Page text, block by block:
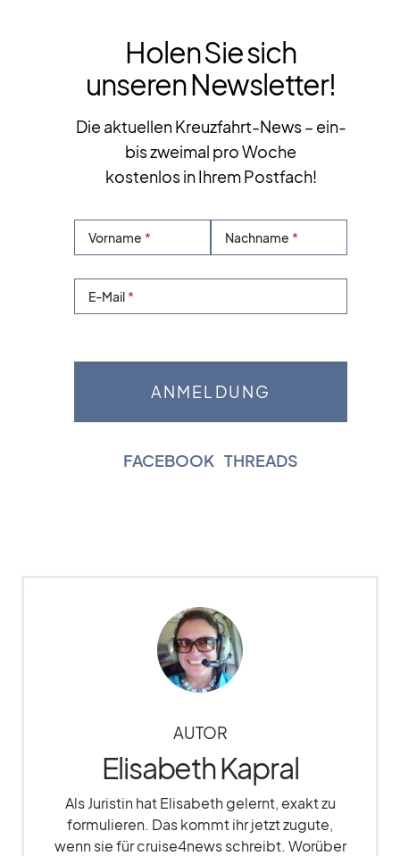
Holen Sie sich
unseren Newsletter!
Die aktuellen Kreuzfahrt-News – ein-
bis zweimal pro Woche
kostenlos in Ihrem Postfach!
Vorname Nachname
E-Mail
FACEBOOK THREADS
AUTOR
Elisabeth Kapral
Als Juristin hat Elisabeth gelernt, exakt zu
formulieren. Das kommt ihr jetzt zugute,
wenn sie für cruise4news schreibt. Worüber